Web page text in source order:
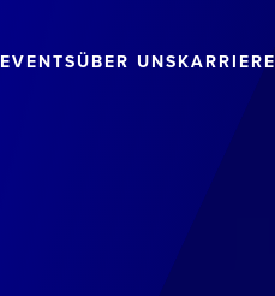
EVENTSÜBER UNSKARRIERE